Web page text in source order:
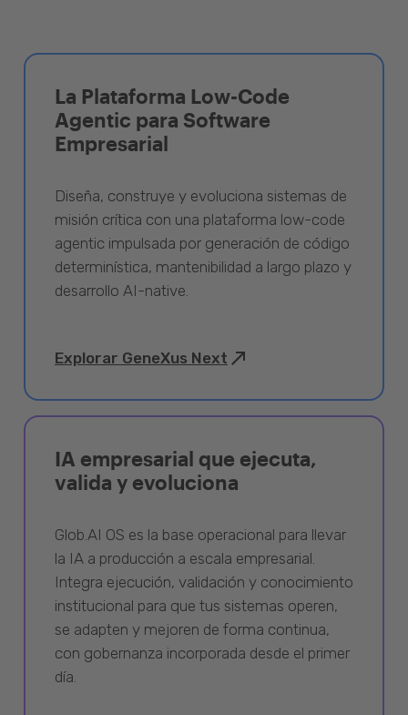
La Plataforma Low-Code
Agentic para Software
Empresarial
Diseña, construye y evoluciona sistemas de
misión crítica con una plataforma low-code
agentic impulsada por generación de código
determinística, mantenibilidad a largo plazo y
desarrollo AI-native.
Explorar GeneXus Next
IA empresarial que ejecuta,
valida y evoluciona
Glob.AI OS es la base operacional para llevar
la IA a producción a escala empresarial.
Integra ejecución, validación y conocimiento
institucional para que tus sistemas operen,
se adapten y mejoren de forma continua,
con gobernanza incorporada desde el primer
día.